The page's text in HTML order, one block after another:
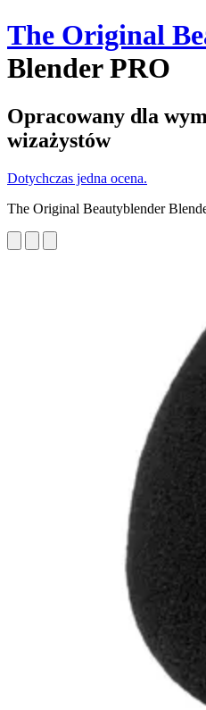
The Original
Blender PRO
Opracowany dla
wizażystów
Dotychczas jedna ocena.
The Original Beautyblender